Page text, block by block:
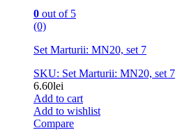
0 out of 5
(0)
Set Marturii: MN20, set 7
SKU: Set Marturii: MN20, set 7
6.60lei
Add to cart
Add to wishlist
Compare